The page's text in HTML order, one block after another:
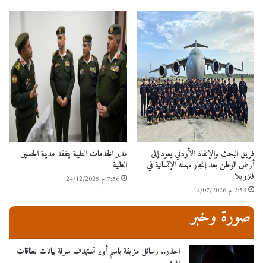
فريق البحث والإنقاذ الأردني يعود إلى
أرض الوطن بعد إنجاز مهمته الإنسانية في
فنزويلا
2:53 م 12/07/2026
مدير الخدمات الطبية يتفقد مدينة الحسين
الطبية
7:56 م 24/12/2025
صورة وخبر
احذر.. رسائل مزيفة باسم أوبر تستهدف سرقة بيانات بطاقات